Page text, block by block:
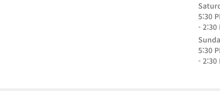
5:30
- 2:30
5:30
- 2:30